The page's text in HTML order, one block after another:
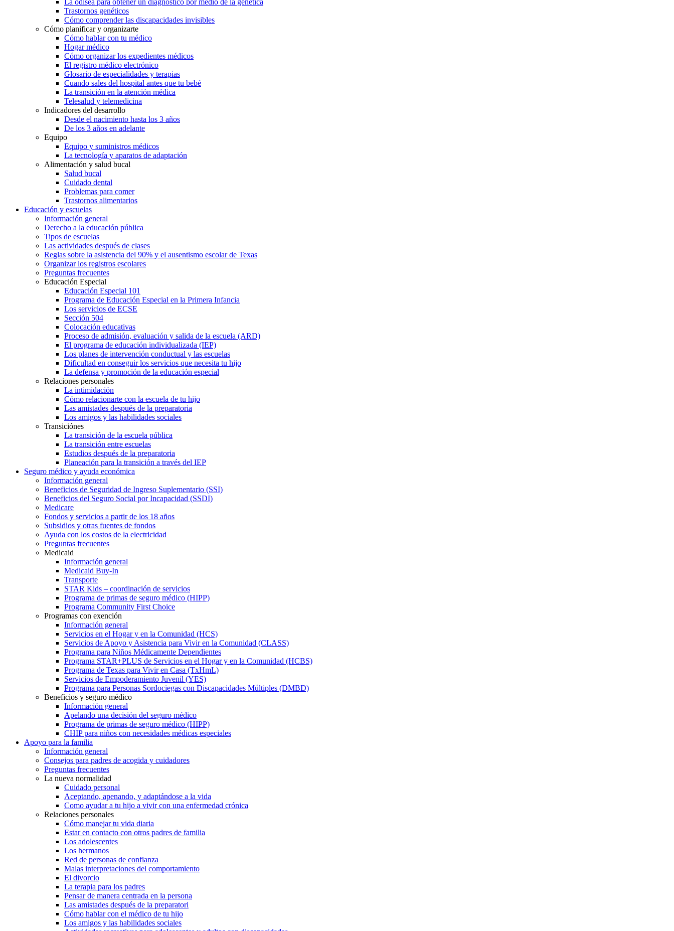
Trastornos genéticos
Cómo comprender las discapacidades invisibles
Cómo planificar y organizarte
Cómo hablar con tu médico
Hogar médico
Cómo organizar los expedientes médicos
El registro médico electrónico
Glosario de especialidades y terapias
Cuando sales del hospital antes que tu bebé
La transición en la atención médica
Telesalud y telemedicina
Indicadores del desarrollo
Desde el nacimiento hasta los 3 años
De los 3 años en adelante
Equipo
Equipo y suministros médicos
La tecnología y aparatos de adaptación
Alimentación y salud bucal
Salud bucal
Cuidado dental
Problemas para comer
Trastornos alimentarios
Educación y escuelas
Información general
Derecho a la educación pública
Tipos de escuelas
Las actividades después de clases
Reglas sobre la asistencia del 90% y el ausentismo escolar de Texas
Organizar los registros escolares
Preguntas frecuentes
Educación Especial
Educación Especial 101
Programa de Educación Especial en la Primera Infancia
Los servicios de ECSE
Sección 504
Colocación educativas
Proceso de admisión, evaluación y salida de la escuela (ARD)
El programa de educación individualizada (IEP)
Los planes de intervención conductual y las escuelas
Dificultad en conseguir los servicios que necesita tu hijo
La defensa y promoción de la educación especial
Relaciones personales
La intimidación
Cómo relacionarte con la escuela de tu hijo
Las amistades después de la preparatoria
Los amigos y las habilidades sociales
Transiciónes
La transición de la escuela pública
La transición entre escuelas
Estudios después de la preparatoria
Planeación para la transición a través del IEP
Seguro médico y ayuda económica
Información general
Beneficios de Seguridad de Ingreso Suplementario (SSI)
Beneficios del Seguro Social por Incapacidad (SSDI)
Medicare
Fondos y servicios a partir de los 18 años
Subsidios y otras fuentes de fondos
Ayuda con los costos de la electricidad
Preguntas frecuentes
Medicaid
Información general
Medicaid Buy-In
Transporte
STAR Kids – coordinación de servicios
Programa de primas de seguro médico (HIPP)
Programa Community First Choice
Programas con exención
Información general
Servicios en el Hogar y en la Comunidad (HCS)
Servicios de Apoyo y Asistencia para Vivir en la Comunidad (CLASS)
Programa para Niños Médicamente Dependientes
Programa STAR+PLUS de Servicios en el Hogar y en la Comunidad (HCBS)
Programa de Texas para Vivir en Casa (TxHmL)
Servicios de Empoderamiento Juvenil (YES)
Programa para Personas Sordociegas con Discapacidades Múltiples (DMBD)
Beneficios y seguro médico
Información general
Apelando una decisión del seguro médico
Programa de primas de seguro médico (HIPP)
CHIP para niños con necesidades médicas especiales
Apoyo para la familia
Información general
Consejos para padres de acogida y cuidadores
Preguntas frecuentes
La nueva normalidad
Cuidado personal
Aceptando, apenando, y adaptándose a la vida
Como ayudar a tu hijo a vivir con una enfermedad crónica
Relaciones personales
Cómo manejar tu vida diaria
Estar en contacto con otros padres de familia
Los adolescentes
Los hermanos
Red de personas de confianza
Malas interpretaciones del comportamiento
El divorcio
La terapia para los padres
Pensar de manera centrada en la persona
Las amistades después de la preparatori
Cómo hablar con el médico de tu hijo
Los amigos y las habilidades sociales